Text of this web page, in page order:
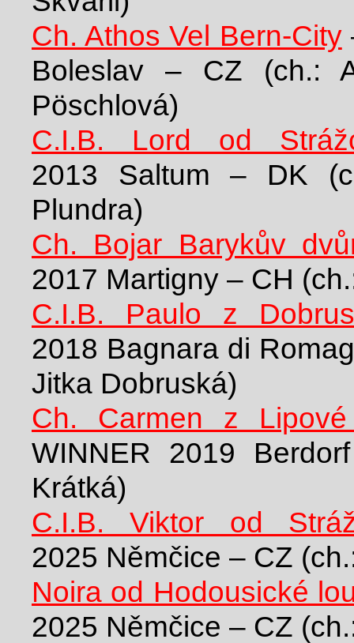
Ch. Athos Vel Bern-City
Boleslav – CZ (ch.:
Pöschlová)
C.I.B. Lord od
2013 Saltum – DK
Plundra)
Ch. Bojar Barykův
2017 Martigny – CH
C.I.B. Paulo z
2018 Bagnara di
Jitka Dobruská)
Ch. Carmen z
WINNER 2019
Krátká)
C.I.B. Viktor od
2025 Němčice – CZ
Noira od Hodousické
2025 Němčice – CZ